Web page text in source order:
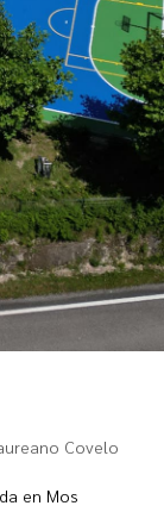
Covelo
en Mos